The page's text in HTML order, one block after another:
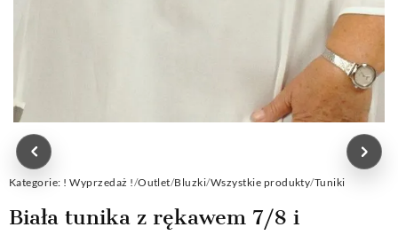
Kategorie: ! Wyprzedaż !/Outlet/Bluzki/Wszystkie produkty/Tuniki
Biała tunika z rękawem 7/8 i